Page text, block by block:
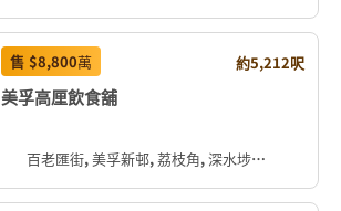
售 $8,800萬 約5,212呎
美孚高厘飲食舖
百老匯街, 美孚新邨, 荔枝角, 深水埗區, 九龍, 香港, 中国